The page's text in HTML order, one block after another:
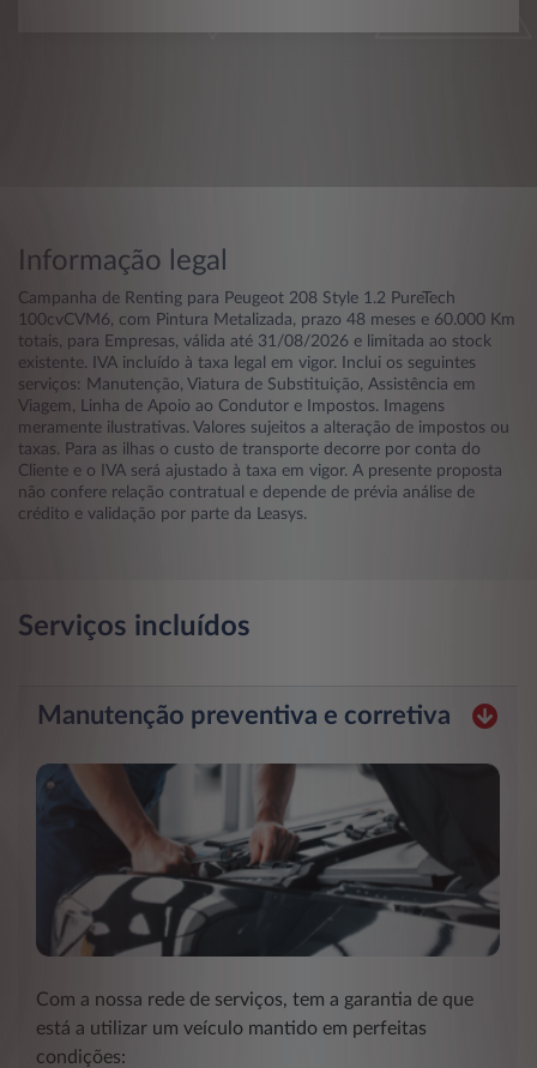
Informação legal
Campanha de Renting para Peugeot 208 Style 1.2 PureTech
100cvCVM6, com Pintura Metalizada, prazo 48 meses e 60.000 Km
totais, para Empresas, válida até 31/08/2026 e limitada ao stock
existente. IVA incluído à taxa legal em vigor. Inclui os seguintes
serviços: Manutenção, Viatura de Substituição, Assistência em
Viagem, Linha de Apoio ao Condutor e Impostos. Imagens
meramente ilustrativas. Valores sujeitos a alteração de impostos ou
taxas. Para as ilhas o custo de transporte decorre por conta do
Cliente e o IVA será ajustado à taxa em vigor. A presente proposta
não confere relação contratual e depende de prévia análise de
crédito e validação por parte da Leasys.
Serviços incluídos
Manutenção preventiva e corretiva
Com a nossa rede de serviços, tem a garantia de que
está a utilizar um veículo mantido em perfeitas
condições: